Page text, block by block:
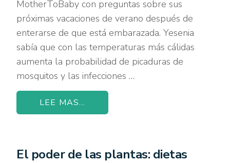
MotherToBaby con preguntas sobre sus
próximas vacaciones de verano después de
enterarse de que está embarazada. Yesenia
sabía que con las temperaturas más cálidas
aumenta la probabilidad de picaduras de
mosquitos y las infecciones …
LEE MAS...
El poder de las plantas: dietas